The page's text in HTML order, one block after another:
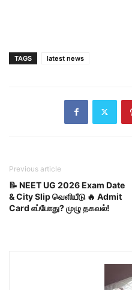
TAGS latest news
Previous article
📝 NEET UG 2026 Exam Date
& City Slip வெளியீடு 🔥 Admit
Card எப்போது? முழு தகவல்!